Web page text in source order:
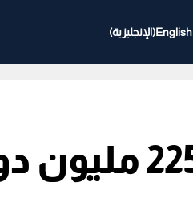
English
(الإنجليزية)
“ميغا للهندسة” الهندية تفوز بعقد بقيمة